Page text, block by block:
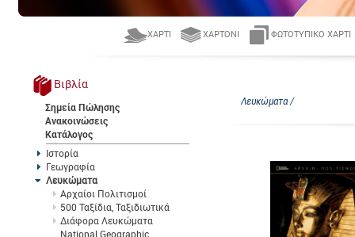
ΧΑΡΤΊ ΧΑΡΤΌΝΙ ΦΩΤΟΤΥΠΙΚΌ ΧΑΡΤΊ
Βιβλία
Σημεία Πώλησης
Ανακοινώσεις
Κατάλογος
Ιστορία
Γεωγραφία
Λευκώματα
Αρχαίοι Πολιτισμοί
500 Ταξίδια, Ταξιδιωτικά
Διάφορα Λευκώματα
National Geographic
Λευκώματα /